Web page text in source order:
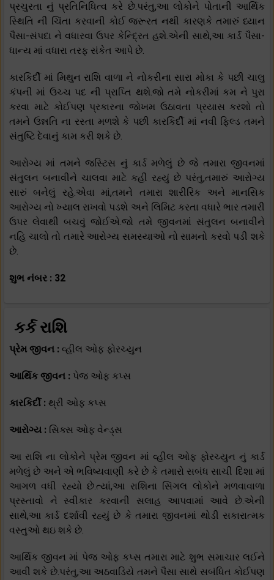
પ્રચુરતા નું પ્રતિનિધિત્વ કરે છે.પરંતુ,આ લોકોને પોતાની આર્થિક
સ્થિતિ ની ચિંતા કરવાની કોઈ જરૂરત નથી કારણકે તમારું ધ્યાન
પૈસા-સંપદા ને વધારવા ઉપર કેન્દ્રિત હશે.એની સાથે,આ કાર્ડ પૈસા-
ધાન્ય માં વધારા તરફ સંકેત આપે છે.
કારકિર્દી માં મિથુન રાશિ વાળા ને નોકરીના સારા મોકા કે પછી ચાલુ
કંપની માં ઉચ્ચ પદ ની પ્રાપ્તિ થશે.જો તમે નોકરીમાં કમ ને પુરા
કરવા માટે કોઈપણ પ્રકારના જોખમ ઉઠાવતા પ્રયાસ કરશો તો
તમને ઉન્નતિ ના રસ્તા મળશે કે પછી કારકિર્દી માં નવી ફિલ્ડ તમને
સંતુષ્ટિ દેવાનું કામ કરી શકે છે.
આરોગ્ય માં તમને જસ્ટિસ નું કાર્ડ મળેલું છે જે તમારા જીવનમાં
સંતુલન બનાવીને ચાલવા માટે કહી રહ્યું છે પરંતુ,તમારું આરોગ્ય
સારું બનેલું રહે.એવા માં,તમને તમારા શારીરિક અને માનસિક
આરોગ્ય નો ખ્યાલ રાખવો પડશે અને લિમિટ કરતા વધારે ભાર તમારી
ઉપર લેવાથી બચવું જોઈએ.જો તમે જીવનમાં સંતુલન બનાવીને
નહિ ચાલો તો તમારે આરોગ્ય સમસ્યાઓ નો સામનો કરવો પડી શકે
છે.
શુભ નંબર : 32
કર્ક રાશિ
પ્રેમ જીવન : વ્હીલ ઓફ ફોરચ્યુન
આર્થિક જીવન : પેજ ઓફ કપ્સ
કારકિર્દી : થ્રી ઓફ કપ્સ
આરોગ્ય : સિક્સ ઓફ વેન્ડ્સ
આ રાશિ ના લોકોને પ્રેમ જીવન માં વ્હીલ ઓફ ફોરચ્યુન નું કાર્ડ
મળેલું છે અને એ ભવિષ્યવાણી કરે છે કે તમારો સબંધ સાચી દિશા માં
આગળ વધી રહ્યો છે.ત્યાં,આ રાશિના સિંગલ લોકોને મળવાવાળા
પ્રસ્તાવો ને સ્વીકાર કરવાની સલાહ આપવામાં આવે છે.એની
સાથે,આ કાર્ડ દર્શાવી રહ્યું છે કે તમારા જીવનમાં થોડી સકારાત્મક
વસ્તુઓ થઇ શકે છે.
આર્થિક જીવન માં પેજ ઓફ કપ્સ તમારા માટે શુભ સમાચાર લઈને
આવી શકે છે.પરંતુ,આ અઠવાડિયે તમને પૈસા સાથે સબંધિત કોઈપણ